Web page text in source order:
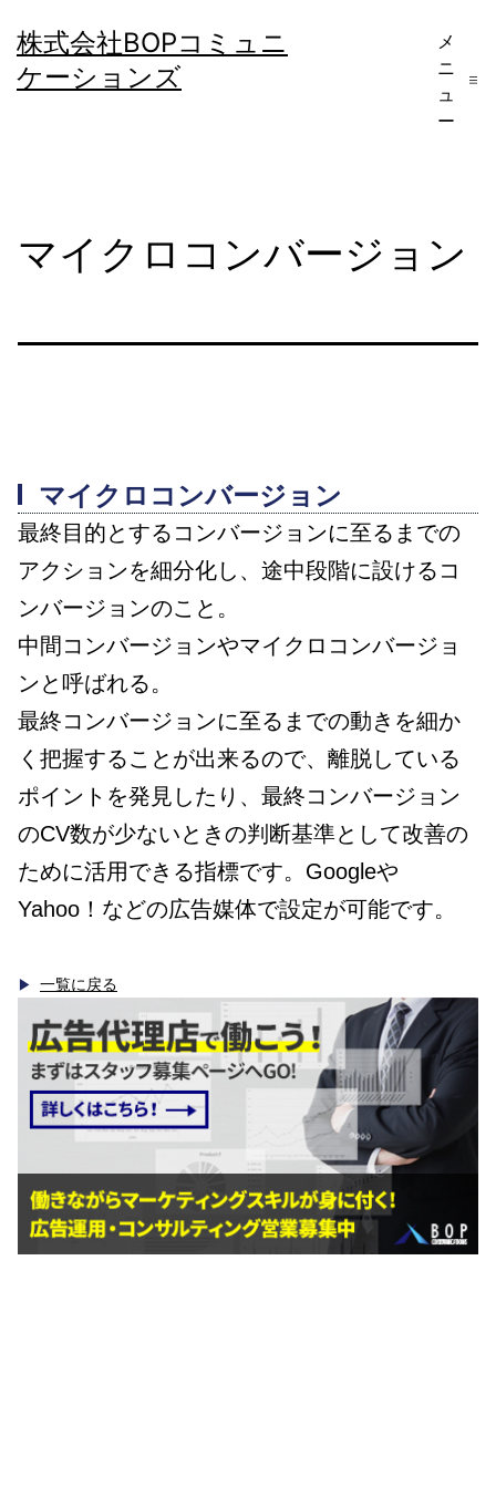
ン
テ
ス
株式会社BOPコミュニ
ケーションズ
メ
ニ
ュ
ー
マイクロコンバージョン
マイクロコンバージョン
最終目的とするコンバージョンに至るまでの
アクションを細分化し、途中段階に設けるコ
ンバージョンのこと。
中間コンバージョンやマイクロコンバージョ
ンと呼ばれる。
最終コンバージョンに至るまでの動きを細か
く把握することが出来るので、離脱している
ポイントを発見したり、最終コンバージョン
のCV数が少ないときの判断基準として改善の
ために活用できる指標です。Googleや
Yahoo！などの広告媒体で設定が可能です。
一覧に戻る